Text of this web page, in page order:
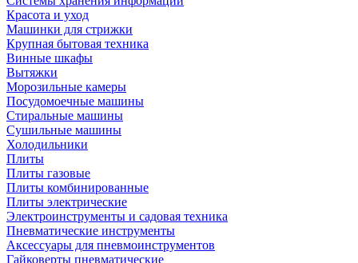
Красота и уход
Машинки для стрижки
Крупная бытовая техника
Винные шкафы
Вытяжки
Морозильные камеры
Посудомоечные машины
Стиральные машины
Сушильные машины
Холодильники
Плиты
Плиты газовые
Плиты комбинированные
Плиты электрические
Электроинструменты и садовая техника
Пневматические инструменты
Аксессуары для пневмоинструментов
Гайковерты пневматические